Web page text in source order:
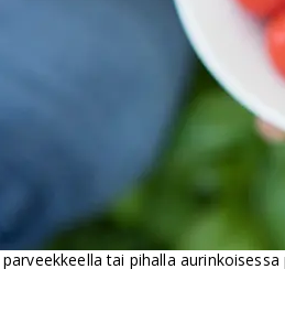
tai pihalla aurinkoisessa